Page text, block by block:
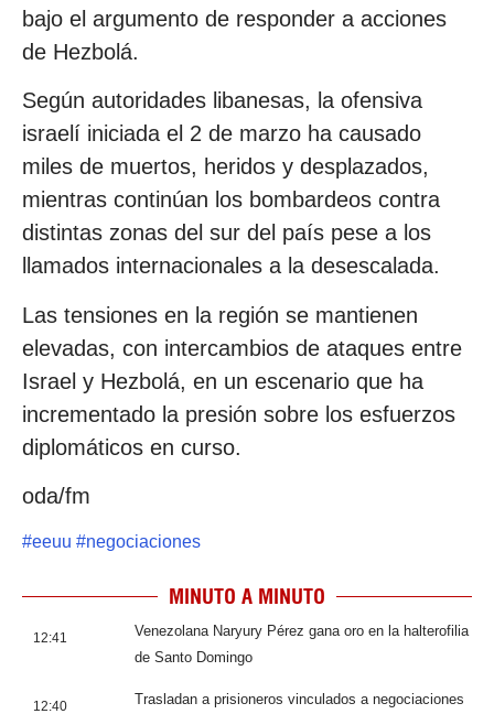
bajo el argumento de responder a acciones
de Hezbolá.
Según autoridades libanesas, la ofensiva
israelí iniciada el 2 de marzo ha causado
miles de muertos, heridos y desplazados,
mientras continúan los bombardeos contra
distintas zonas del sur del país pese a los
llamados internacionales a la desescalada.
Las tensiones en la región se mantienen
elevadas, con intercambios de ataques entre
Israel y Hezbolá, en un escenario que ha
incrementado la presión sobre los esfuerzos
diplomáticos en curso.
oda/fm
#eeuu #negociaciones
MINUTO A MINUTO
12:41
Venezolana Naryury Pérez gana oro en la halterofilia
de Santo Domingo
12:40
Trasladan a prisioneros vinculados a negociaciones